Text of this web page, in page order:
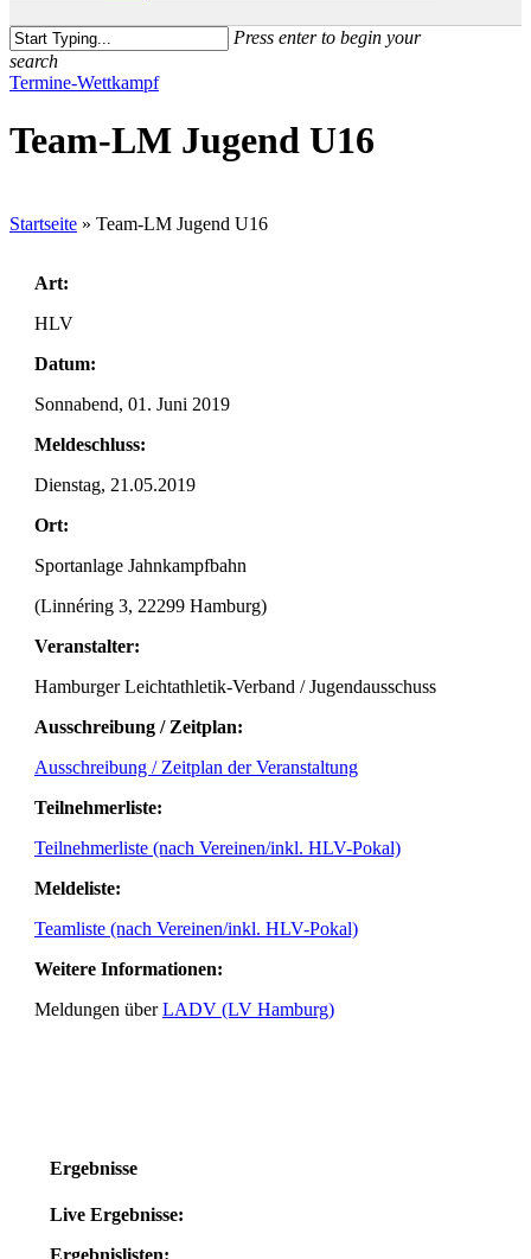
Press enter to begin your
search
Close
Termine-Wettkampf
Team-LM Jugend U16
Startseite » Team-LM Jugend U16
Art:
HLV
Datum:
Sonnabend, 01. Juni 2019
Meldeschluss:
Dienstag, 21.05.2019
Ort:
Sportanlage Jahnkampfbahn
(Linnéring 3, 22299 Hamburg)
Veranstalter:
Hamburger Leichtathletik-Verband / Jugendausschuss
Ausschreibung / Zeitplan:
Ausschreibung / Zeitplan der Veranstaltung
Teilnehmerliste:
Teilnehmerliste (nach Vereinen/inkl. HLV-Pokal)
Meldeliste:
Teamliste (nach Vereinen/inkl. HLV-Pokal)
Weitere Informationen:
Meldungen überLADV (LV Hamburg)
Ergebnisse
Live Ergebnisse:
Ergebnislisten: